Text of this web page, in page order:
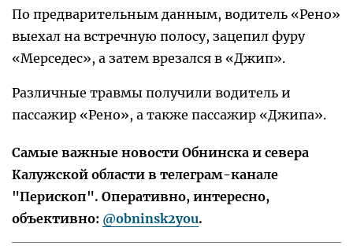
По предварительным данным, водитель «Рено»
выехал на встречную полосу, зацепил фуру
«Мерседес», а затем врезался в «Джип».
Различные травмы получили водитель и
пассажир «Рено», а также пассажир «Джипа».
Самые важные новости Обнинска и севера
Калужской области в телеграм-канале
"Перископ". Оперативно, интересно,
объективно: @obninsk2you.